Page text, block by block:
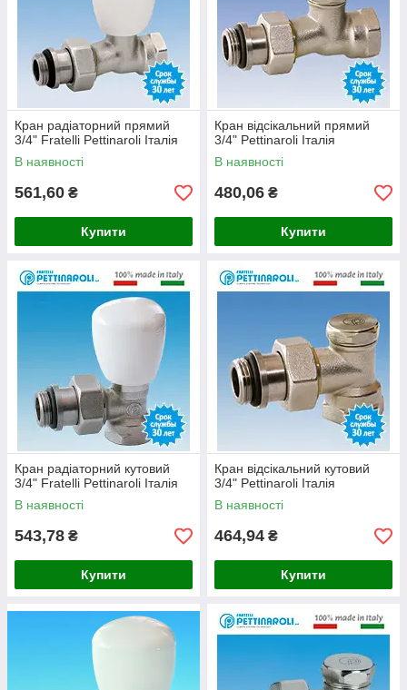
Кран радіаторний прямий
3/4" Fratelli Pettinaroli Італія
В наявності
561,60 ₴
Купити
Кран відсікальний прямий
3/4" Pettinaroli Італія
В наявності
480,06 ₴
Купити
Кран радіаторний кутовий
3/4" Fratelli Pettinaroli Італія
В наявності
543,78 ₴
Купити
Кран відсікальний кутовий
3/4" Pettinaroli Італія
В наявності
464,94 ₴
Купити